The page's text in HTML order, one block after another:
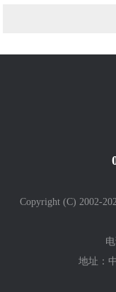
Copyright (C) 2002-
地址：